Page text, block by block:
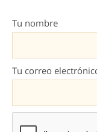
Tu nombre
Tu correo